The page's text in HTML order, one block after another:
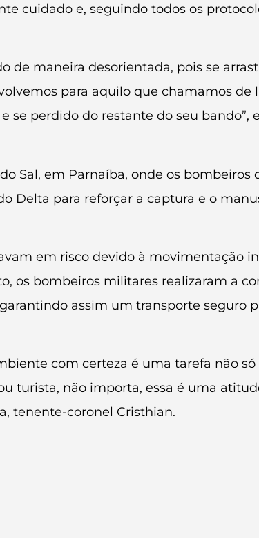
cuidado e, seguindo todos os
de maneira desorientada, pois se
para aquilo que chamamos de
se perdido do restante do seu bando”,
Sal, em Parnaíba, onde os bombeiros
Delta para reforçar a captura e o
em risco devido à movimentação
os bombeiros militares realizaram a
assim um transporte seguro
com certeza é uma tarefa não só
turista, não importa, essa é uma
tenente-coronel Cristhian.